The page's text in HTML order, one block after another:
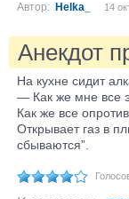
Автор: Helka_ 14
Анекдот
На кухне сидит
— Как же мне все
Как же все
Открывает газ в
сбываются”.